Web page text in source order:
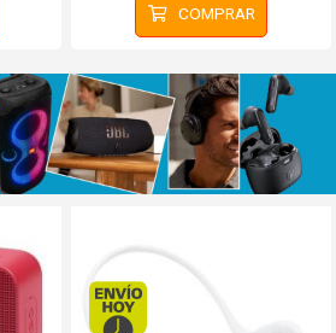
COMPRAR
antes de 13Hs. Envío hoy.